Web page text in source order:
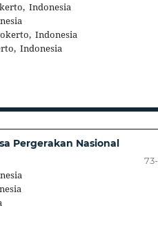
Indonesia
Indonesia
Indonesia
Pergerakan Nasional